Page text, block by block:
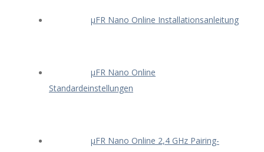
μFR Nano Online Installationsanleitung
μFR Nano Online
Standardeinstellungen
μFR Nano Online 2,4 GHz Pairing-